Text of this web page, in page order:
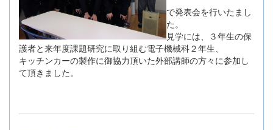
で発表会を行いたまし
た。
見学には、３年生の保
護者と来年度課題研究に取り組む電子機械科２年生、
キッチンカーの製作に御協力頂いた外部講師の方々に参加し
て頂きました。